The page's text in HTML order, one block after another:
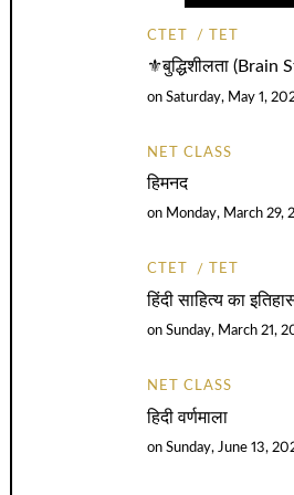
CTET TET
⚜️बुद्धिशीलता (Brain
onSaturday, May 1,
NET CLASS
हिमनद
on Monday, March 29,
CTET TET
हिंदी साहित्य का
onSunday, March 21,
NET CLASS
हिदी वर्णमाला
onSunday, June 13,